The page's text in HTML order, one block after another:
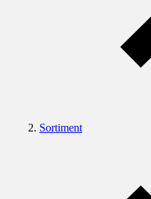
Sortiment